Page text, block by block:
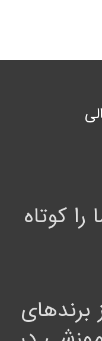
کوتاه
برندهای